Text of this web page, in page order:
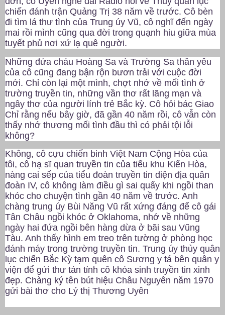
chiến đánh trận Quảng Trị 38 năm về trước. Cô bèn
đi tìm lá thư tình của Trung úy Vũ, cô nghĩ đến ngày
mai rồi mình cũng qua đời trong quạnh hiu giữa mùa
tuyết phủ nơi xứ lạ quê người.
Những đứa cháu Hoàng Sa và Trường Sa thân yêu
của cô cũng đang bận rộn bươn trải với cuộc đời
mới. Chỉ còn lại một mình, chợt nhớ về mối tình ở
trường truyền tin, những vần thơ rất lãng mạn và
ngây thơ của người lính trẻ Bắc kỳ. Cô hỏi bác Giao
Chỉ rằng nếu bây giờ, đã gần 40 năm rồi, cô vẫn còn
thấy nhớ thương mối tình đầu thì có phải tội lỗi
không?
Không, cô cựu chiến binh Việt Nam Cộng Hòa của
tôi, cô hạ sĩ quan truyền tin của tiểu khu Kiến Hòa,
nàng cai sếp của tiểu đoàn truyền tin diện địa quân
đoàn IV, cô không làm điều gì sai quấy khi ngồi than
khóc cho chuyện tình gần 40 năm về trước. Anh
chàng trung úy Bùi Năng Vũ rất xứng đáng để cô gái
Tân Châu ngồi khóc ở Oklahoma, nhớ về những
ngày hai đứa ngồi bên hàng dừa ở bãi sau Vũng
Tàu. Anh thấy hình em treo trên tường ở phòng học
đánh máy trong trường truyền tin. Trung úy thủy quân
lục chiến Bắc Kỳ tạm quên cô Sương y tá bên quân y
viện để gửi thư tán tỉnh cô khóa sinh truyền tin xinh
đẹp. Chàng ký tên bút hiệu Châu Nguyên năm 1970
gửi bài thơ cho Lý thị Thương Uyên